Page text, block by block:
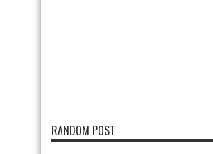
RANDOM POST